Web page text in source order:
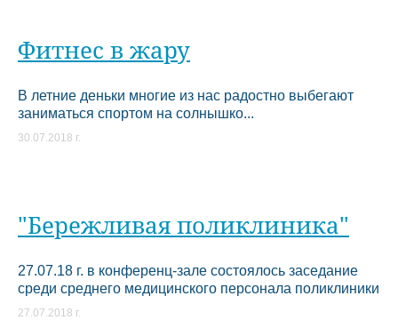
Фитнес в жару
В летние деньки многие из нас радостно выбегают
заниматься спортом на солнышко...
30.07.2018 г.
"Бережливая поликлиника"
27.07.18 г. в конференц-зале состоялось заседание
среди среднего медицинского персонала поликлиники
27.07.2018 г.